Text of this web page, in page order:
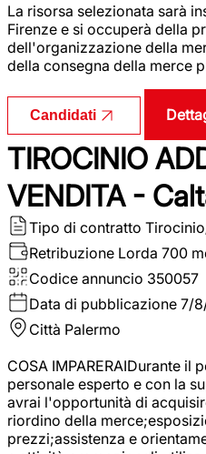
La risorsa selezionata sarà
Firenze e si occuperà della
dell'organizzazione della
della consegna della merce
Candidati
TIROCINIO
VENDITA -
Tipo di contratto
Retribuzione Lorda 700
Codice annuncio 350057
Data di pubblicazione 7/
Città Palermo
COSA IMPARERAIDurante il
personale esperto e con la
avrai l'opportunità di
riordino della
prezzi;assistenza e